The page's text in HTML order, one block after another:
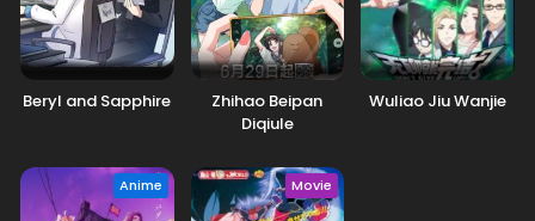
Beryl and Sapphire
Zhihao Beipan
Diqiule
Wuliao Jiu Wanjie
Anime Movie